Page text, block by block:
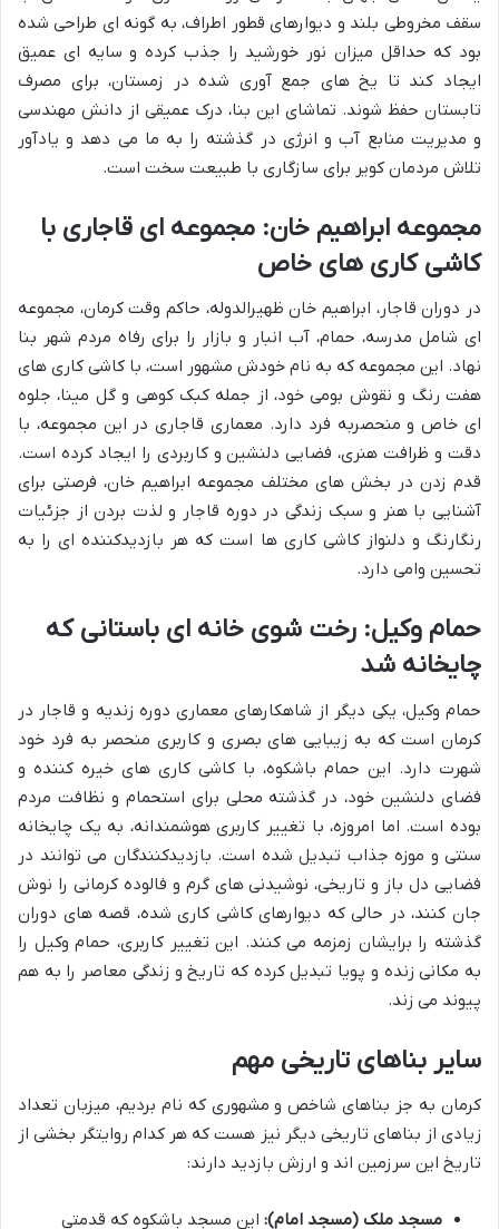
سقف مخروطی بلند و دیوارهای قطور اطراف، به گونه ای طراحی شده
بود که حداقل میزان نور خورشید را جذب کرده و سایه ای عمیق
ایجاد کند تا یخ های جمع آوری شده در زمستان، برای مصرف
تابستان حفظ شوند. تماشای این بنا، درک عمیقی از دانش مهندسی
و مدیریت منابع آب و انرژی در گذشته را به ما می دهد و یادآور
تلاش مردمان کویر برای سازگاری با طبیعت سخت است.
مجموعه ابراهیم خان: مجموعه ای قاجاری با
کاشی کاری های خاص
در دوران قاجار، ابراهیم خان ظهیرالدوله، حاکم وقت کرمان، مجموعه
ای شامل مدرسه، حمام، آب انبار و بازار را برای رفاه مردم شهر بنا
نهاد. این مجموعه که به نام خودش مشهور است، با کاشی کاری های
هفت رنگ و نقوش بومی خود، از جمله کبک کوهی و گل مینا، جلوه
ای خاص و منحصربه فرد دارد. معماری قاجاری در این مجموعه، با
دقت و ظرافت هنری، فضایی دلنشین و کاربردی را ایجاد کرده است.
قدم زدن در بخش های مختلف مجموعه ابراهیم خان، فرصتی برای
آشنایی با هنر و سبک زندگی در دوره قاجار و لذت بردن از جزئیات
رنگارنگ و دلنواز کاشی کاری ها است که هر بازدیدکننده ای را به
تحسین وامی دارد.
حمام وکیل: رخت شوی خانه ای باستانی که
چایخانه شد
حمام وکیل، یکی دیگر از شاهکارهای معماری دوره زندیه و قاجار در
کرمان است که به زیبایی های بصری و کاربری منحصر به فرد خود
شهرت دارد. این حمام باشکوه، با کاشی کاری های خیره کننده و
فضای دلنشین خود، در گذشته محلی برای استحمام و نظافت مردم
بوده است. اما امروزه، با تغییر کاربری هوشمندانه، به یک چایخانه
سنتی و موزه جذاب تبدیل شده است. بازدیدکنندگان می توانند در
فضایی دل باز و تاریخی، نوشیدنی های گرم و فالوده کرمانی را نوش
جان کنند، در حالی که دیوارهای کاشی کاری شده، قصه های دوران
گذشته را برایشان زمزمه می کنند. این تغییر کاربری، حمام وکیل را
به مکانی زنده و پویا تبدیل کرده که تاریخ و زندگی معاصر را به هم
پیوند می زند.
سایر بناهای تاریخی مهم
کرمان به جز بناهای شاخص و مشهوری که نام بردیم، میزبان تعداد
زیادی از بناهای تاریخی دیگر نیز هست که هر کدام روایتگر بخشی از
تاریخ این سرزمین اند و ارزش بازدید دارند:
مسجد ملک (مسجد امام): این مسجد باشکوه که قدمتی